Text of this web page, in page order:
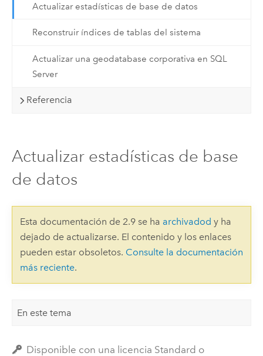
Actualizar estadísticas de base de datos
Reconstruir índices de tablas del sistema
Actualizar una geodatabase corporativa en SQL
Server
Referencia
Actualizar estadísticas de base
de datos
Esta documentación de 2.9 se ha archivadod y ha
dejado de actualizarse. El contenido y los enlaces
pueden estar obsoletos. Consulte la documentación
más reciente.
En este tema
Disponible con una licencia Standard o